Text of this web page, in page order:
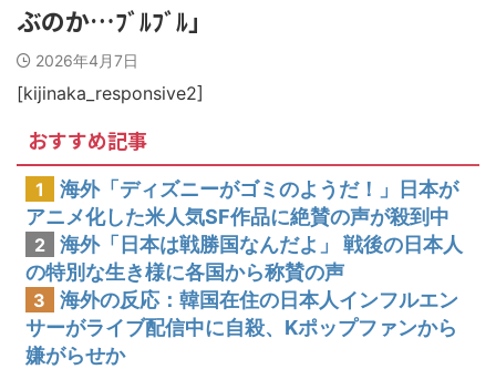
ぶのか…ﾌﾞﾙﾌﾞﾙ」
2026年4月7日
[kijinaka_responsive2]
おすすめ記事
1
海外「ディズニーがゴミのようだ！」日本が
アニメ化した米人気SF作品に絶賛の声が殺到中
2
海外「日本は戦勝国なんだよ」 戦後の日本人
の特別な生き様に各国から称賛の声
3
海外の反応：韓国在住の日本人インフルエン
サーがライブ配信中に自殺、Kポップファンから
嫌がらせか